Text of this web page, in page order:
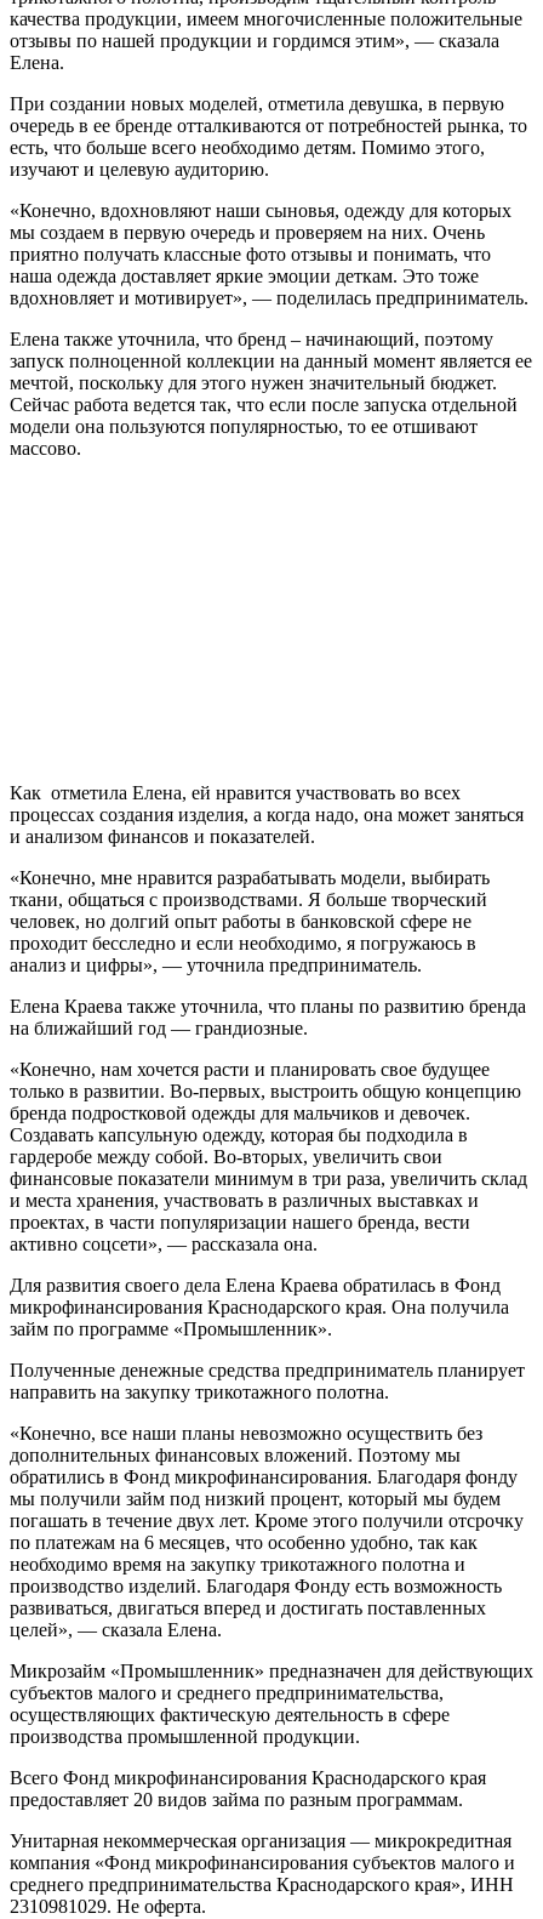
качества продукции, имеем многочисленные положительные
отзывы по нашей продукции и гордимся этим», — сказала
Елена.
При создании новых моделей, отметила девушка, в первую
очередь в ее бренде отталкиваются от потребностей рынка, то
есть, что больше всего необходимо детям. Помимо этого,
изучают и целевую аудиторию.
«Конечно, вдохновляют наши сыновья, одежду для которых
мы создаем в первую очередь и проверяем на них. Очень
приятно получать классные фото отзывы и понимать, что
наша одежда доставляет яркие эмоции деткам. Это тоже
вдохновляет и мотивирует», — поделилась предприниматель.
Елена также уточнила, что бренд – начинающий, поэтому
запуск полноценной коллекции на данный момент является ее
мечтой, поскольку для этого нужен значительный бюджет.
Сейчас работа ведется так, что если после запуска отдельной
модели она пользуются популярностью, то ее отшивают
массово.
Как отметила Елена, ей нравится участвовать во всех
процессах создания изделия, а когда надо, она может заняться
и анализом финансов и показателей.
«Конечно, мне нравится разрабатывать модели, выбирать
ткани, общаться с производствами. Я больше творческий
человек, но долгий опыт работы в банковской сфере не
проходит бесследно и если необходимо, я погружаюсь в
анализ и цифры», — уточнила предприниматель.
Елена Краева также уточнила, что планы по развитию бренда
на ближайший год — грандиозные.
«Конечно, нам хочется расти и планировать свое будущее
только в развитии. Во-первых, выстроить общую концепцию
бренда подростковой одежды для мальчиков и девочек.
Создавать капсульную одежду, которая бы подходила в
гардеробе между собой. Во-вторых, увеличить свои
финансовые показатели минимум в три раза, увеличить склад
и места хранения, участвовать в различных выставках и
проектах, в части популяризации нашего бренда, вести
активно соцсети», — рассказала она.
Для развития своего дела Елена Краева обратилась в Фонд
микрофинансирования Краснодарского края. Она получила
займ по программе «Промышленник».
Полученные денежные средства предприниматель планирует
направить на закупку трикотажного полотна.
«Конечно, все наши планы невозможно осуществить без
дополнительных финансовых вложений. Поэтому мы
обратились в Фонд микрофинансирования. Благодаря фонду
мы получили займ под низкий процент, который мы будем
погашать в течение двух лет. Кроме этого получили отсрочку
по платежам на 6 месяцев, что особенно удобно, так как
необходимо время на закупку трикотажного полотна и
производство изделий. Благодаря Фонду есть возможность
развиваться, двигаться вперед и достигать поставленных
целей», — сказала Елена.
Микрозайм «Промышленник» предназначен для действующих
субъектов малого и среднего предпринимательства,
осуществляющих фактическую деятельность в сфере
производства промышленной продукции.
Всего Фонд микрофинансирования Краснодарского края
предоставляет 20 видов займа по разным программам.
Унитарная некоммерческая организация — микрокредитная
компания «Фонд микрофинансирования субъектов малого и
среднего предпринимательства Краснодарского края», ИНН
2310981029. Не оферта.